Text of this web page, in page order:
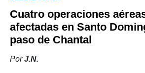
Cuatro operaciones
afectadas en Santo
paso de Chantal
PorJ.N.